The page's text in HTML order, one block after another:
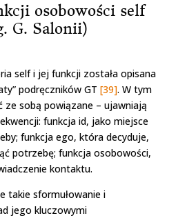
osobowości self
G. Salonii)
self i jej funkcji została opisana
podręczników GT [39]. W tym
ze sobą powiązane – ujawniają
funkcja id, jako miejsce
funkcja ego, która decyduje,
potrzebę; funkcja osobowości,
kontaktu.
takie sformułowanie i
jego kluczowymi